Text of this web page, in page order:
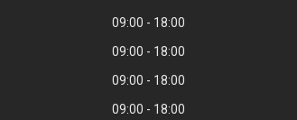
09:00
18:00
09:00
18:00
09:00
18:00
09:00
18:00